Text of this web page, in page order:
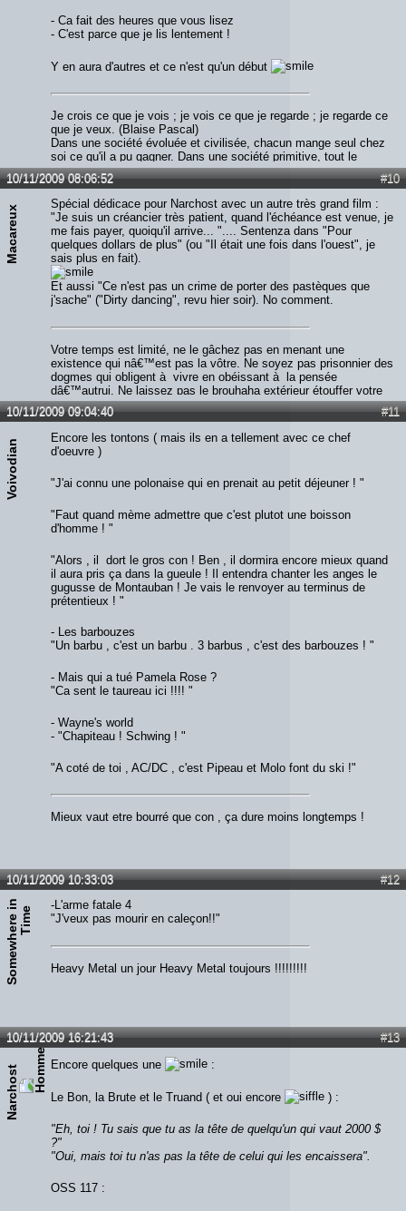
- Ca fait des heures que vous lisez
- C'est parce que je lis lentement !
Y en aura d'autres et ce n'est qu'un début
Je crois ce que je vois ; je vois ce que je regarde ; je regarde ce
que je veux. (Blaise Pascal)
Dans une société évoluée et civilisée, chacun mange seul chez
soi ce qu'il a pu gagner. Dans une société primitive, tout le
monde se retrouve autour du feu pour partager ce qu'il a. Quand
on est perdu quelque part, il vaut mieux avoir affaire à des
primitifs qu'à des civilisés. (Arleston & Tarquin)
#10
10/11/2009 08:06:52
Macareux
Spécial dédicace pour Narchost avec un autre très grand film :
"Je suis un créancier très patient, quand l'échéance est venue, je
me fais payer, quoiqu'il arrive... ".... Sentenza dans "Pour
quelques dollars de plus" (ou "Il était une fois dans l'ouest", je
sais plus en fait).
Et aussi "Ce n'est pas un crime de porter des pastèques que
j'sache" ("Dirty dancing", revu hier soir). No comment.
Votre temps est limité, ne le gâchez pas en menant une
existence qui nâ€™est pas la vôtre. Ne soyez pas prisonnier des
dogmes qui obligent à vivre en obéissant à la pensée
dâ€™autrui. Ne laissez pas le brouhaha extérieur étouffer votre
voix intérieure. Ayez le courage de suivre votre cÅ“ur et votre
intuition. Lâ€™un et lâ€™autre savent ce que vous voulez
réellement devenir. Le reste est secondaire.
#11
10/11/2009 09:04:40
Voivodian
Encore les tontons ( mais ils en a tellement avec ce chef
d'oeuvre )
"J'ai connu une polonaise qui en prenait au petit déjeuner ! "
"Faut quand mème admettre que c'est plutot une boisson
d'homme ! "
"Alors , il dort le gros con ! Ben , il dormira encore mieux quand
il aura pris ça dans la gueule ! Il entendra chanter les anges le
gugusse de Montauban ! Je vais le renvoyer au terminus de
prétentieux ! "
- Les barbouzes
"Un barbu , c'est un barbu . 3 barbus , c'est des barbouzes ! "
- Mais qui a tué Pamela Rose ?
"Ca sent le taureau ici !!!! "
- Wayne's world
- "Chapiteau ! Schwing ! "
"A coté de toi , AC/DC , c'est Pipeau et Molo font du ski !"
Mieux vaut etre bourré que con , ça dure moins longtemps !
#12
10/11/2009 10:33:03
S
o
m
e
w
h
e
r
ei
n
T
i
me
-L'arme fatale 4
"J'veux pas mourir en caleçon!!"
Heavy Metal un jour Heavy Metal toujours !!!!!!!!!
#13
10/11/2009 16:21:43
Narchost Encore quelques une :
Le Bon, la Brute et le Truand ( et oui encore ) :
"Eh, toi ! Tu sais que tu as la tête de quelqu'un qui vaut 2000 $
?"
"Oui, mais toi tu n'as pas la tête de celui qui les encaissera".
OSS 117 :